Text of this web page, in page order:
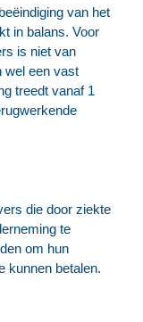
van het
in balans. Voor
is niet van
wel een vast
treedt vanaf 1
die door ziekte
te
om hun
kunnen betalen.